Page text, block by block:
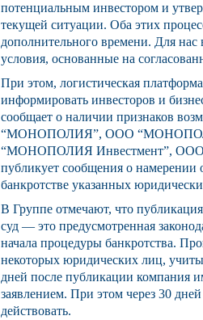
потенциальным инвестором и
текущей ситуации. Оба этих
дополнительного времени. Для
условия, основанные на
При этом, логистическая
информировать инвесторов и
сообщает о наличии признаков
“МОНОПОЛИЯ”, ООО
“МОНОПОЛИЯ Инвестмент”,
публикует сообщения о намерении
банкротстве указанных
В Группе отмечают, что
суд — это предусмотренная
начала процедуры банкротства.
некоторых юридических лиц,
дней после публикации компания
заявлением. При этом через 30
действовать.